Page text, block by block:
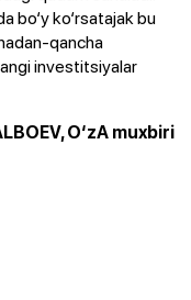
bo‘y ko‘rsatajak bu
qancha
investitsiyalar
O‘zA muxbiri